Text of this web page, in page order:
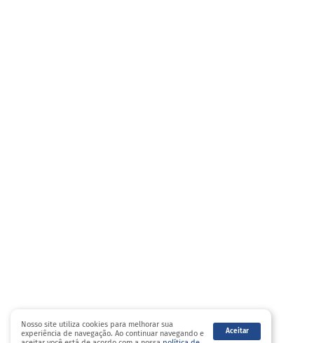
Nosso site utiliza cookies para melhorar sua
experiência de navegação. Ao continuar navegando e
Aceitar